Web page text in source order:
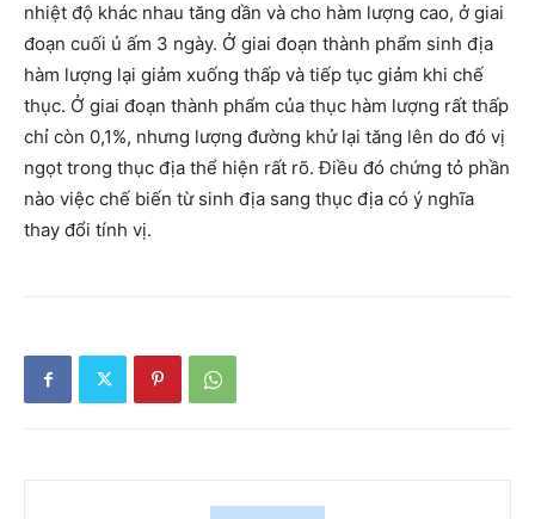
nhiệt độ khác nhau tăng dần và cho hàm lượng cao, ở giai
đoạn cuối ủ ấm 3 ngày. Ở giai đoạn thành phẩm sinh địa
hàm lượng lại giảm xuống thấp và tiếp tục giảm khi chế
thục. Ở giai đoạn thành phẩm của thục hàm lượng rất thấp
chỉ còn 0,1%, nhưng lượng đường khử lại tăng lên do đó vị
ngọt trong thục địa thể hiện rất rõ. Điều đó chứng tỏ phần
nào việc chế biến từ sinh địa sang thục địa có ý nghĩa
thay đổi tính vị.